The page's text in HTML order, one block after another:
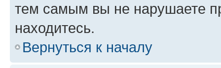
тем самым вы не нарушаете
находитесь.
Вернуться к началу